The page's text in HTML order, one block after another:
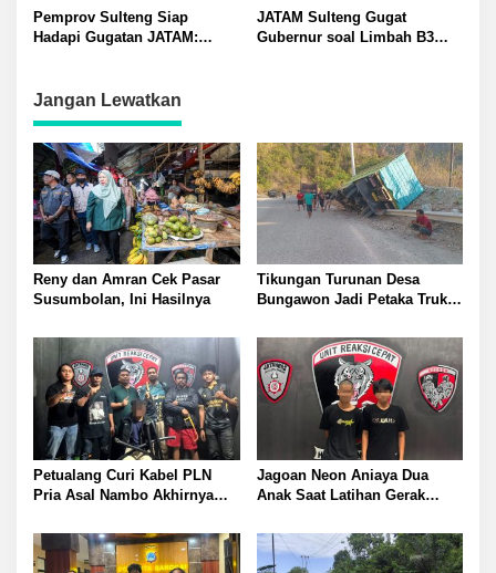
Anak yang Masih TK sebagai Tersangka
Pemprov Sulteng Siap
Hadapi Gugatan JATAM:
B3 PT QMB dan Berkah
JATAM Sulteng Gugat
Gubernur soal Limbah B3
Jangan Lewatkan
Reny dan Amran Cek Pasar
Susumbolan, Ini Hasilnya
Tikungan Turunan Desa
Bungawon Jadi Petaka Truk
Terperosok dan Rusak Berat
Petualang Curi Kabel PLN
Pria Asal Nambo Akhirnya
Jagoan Neon Aniaya Dua
Anak Saat Latihan Gerak
Polresta Banggai